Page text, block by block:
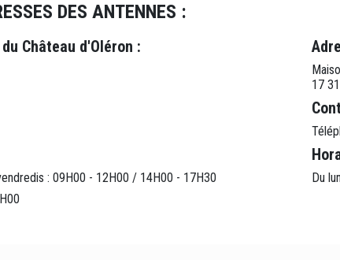
DES ANTENNES :
17
Du
Château d'Oléron :
: 09H00 - 12H00 / 14H00 - 17H30